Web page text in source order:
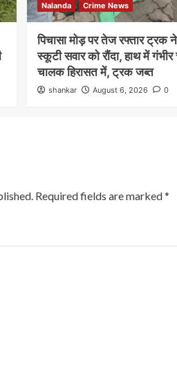
Nalanda Crime News
पिचासा मोड़ पर तेज रफ्तार ट्रक ने
स्कूटी सवार को रौंदा, हाथ में गंभीर
चालक हिरासत में, ट्रक जब्त
shankar August 6, 2026 0
Required fields are marked*